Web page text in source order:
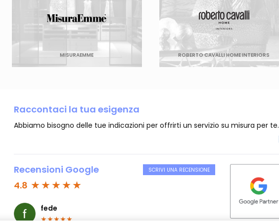
MISURAEMME ROBERTO CAVALLI HOME INTERIORS
Raccontaci la tua esigenza
Abbiamo bisogno delle tue indicazioni per offrirti un servizio su misura per te.
Recensioni Google SCRIVI UNA RECENSIONE
4.8
fede
★★★★★